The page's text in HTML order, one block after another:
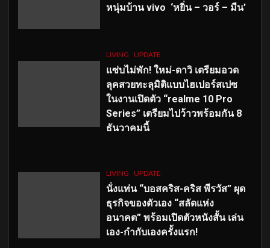
หนุ่มบ้าน vivo ‘หยิ่น – วอร์ – มีน’
LIVING UPDATE
แซ่บไม่พัก! ใหม่-ดาวิ เตรียมอวด
ลุคสวยทะลุมิติแบบไฮเปอร์สเปซ
ในงานเปิดตัว “realme 10 Pro
Series” เตรียมไปว้าวพร้อมกัน 8
ธันวาคมนี้
LIVING UPDATE
นั่งแท่น “บอสคริส-คริส พีรวัส” ผุด
ธุรกิจของตัวเอง “สลัดแห่ง
อนาคต” พร้อมเปิดตัวหนังสั้น เล่น
เอง-กำกับเองครั้งแรก!